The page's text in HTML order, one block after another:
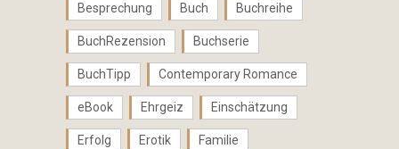
Besprechung Buch Buchreihe
BuchRezension Buchserie
BuchTipp Contemporary Romance
eBook Ehrgeiz Einschätzung
Erfolg Erotik Familie